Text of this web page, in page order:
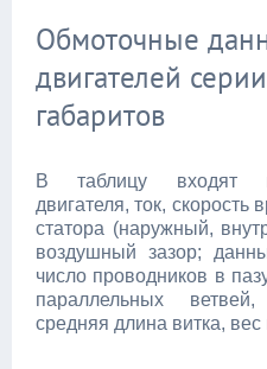
Обмоточные
двигателей
габаритов
В таблицу входят
двигателя, ток,
статора (наружный,
воздушный зазор;
число проводников в
параллельных
средняя длина витка, вес